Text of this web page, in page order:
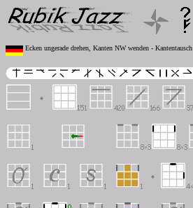
Ecken ungerade drehen, Kanten NW wenden - Kantentausch